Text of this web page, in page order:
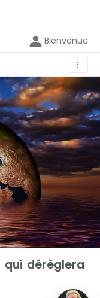
Bienvenue
⋮
dérèglera